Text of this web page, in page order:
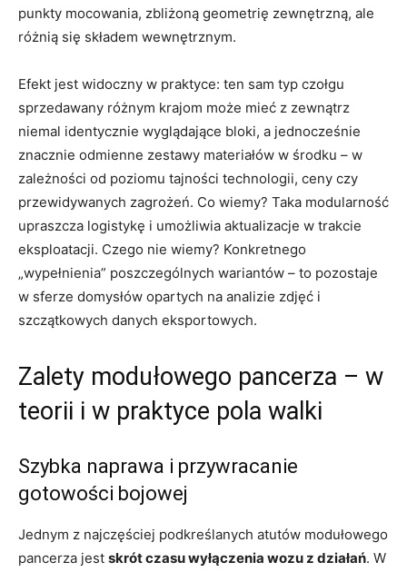
punkty mocowania, zbliżoną geometrię zewnętrzną, ale
różnią się składem wewnętrznym.
Efekt jest widoczny w praktyce: ten sam typ czołgu
sprzedawany różnym krajom może mieć z zewnątrz
niemal identycznie wyglądające bloki, a jednocześnie
znacznie odmienne zestawy materiałów w środku – w
zależności od poziomu tajności technologii, ceny czy
przewidywanych zagrożeń. Co wiemy? Taka modularność
upraszcza logistykę i umożliwia aktualizacje w trakcie
eksploatacji. Czego nie wiemy? Konkretnego
„wypełnienia” poszczególnych wariantów – to pozostaje
w sferze domysłów opartych na analizie zdjęć i
szczątkowych danych eksportowych.
Zalety modułowego pancerza – w
teorii i w praktyce pola walki
Szybka naprawa i przywracanie
gotowości bojowej
Jednym z najczęściej podkreślanych atutów modułowego
pancerza jest skrót czasu wyłączenia wozu z działań. W